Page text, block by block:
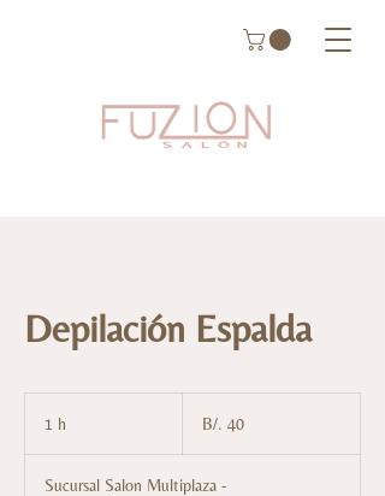
Depilación Espalda
1 h
panameños
B/. 40
Sucursal Salon Multiplaza -